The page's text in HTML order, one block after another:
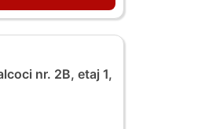
nr. 2B, etaj 1,